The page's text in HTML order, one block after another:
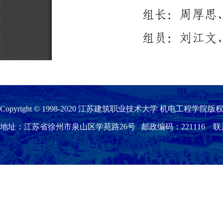
Copyright © 1998-2020 江苏建筑职业技术大学 机电工程学院版
地址：江苏省徐州市泉山区学苑路26号 邮政编码：221116 联